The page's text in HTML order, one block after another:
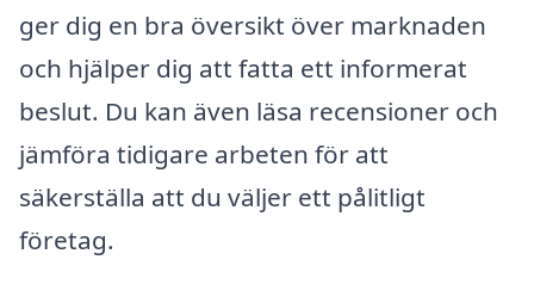
ger dig en bra översikt över marknaden
och hjälper dig att fatta ett informerat
beslut. Du kan även läsa recensioner och
jämföra tidigare arbeten för att
säkerställa att du väljer ett pålitligt
företag.